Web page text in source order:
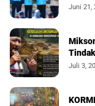
Juni 21,
Juli 3,